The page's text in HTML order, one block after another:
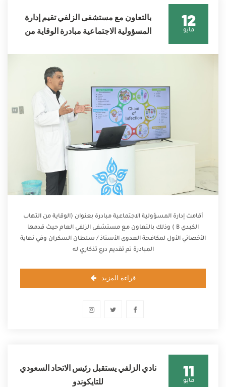
12
مايو
بالتعاون مع مستشفى الزلفي تقيم إدارة
المسؤولية الاجتماعية مبادرة الوقاية من
أقامت إدارة المسؤولية الاجتماعية مبادرة بعنوان (الوقاية من التهاب
الكبدي B ) وذلك بالتعاون مع مستشفى الزلفي العام حيث قدمها
الأخصائي الأول لمكافحة العدوى الأستاذ / سلطان السكران وفي نهاية
المبادرة تم تقديم درع تذكاري له
قراءة المزيد
11
مايو
نادي الزلفي يستقبل رئيس الاتحاد السعودي
للتايكوندو